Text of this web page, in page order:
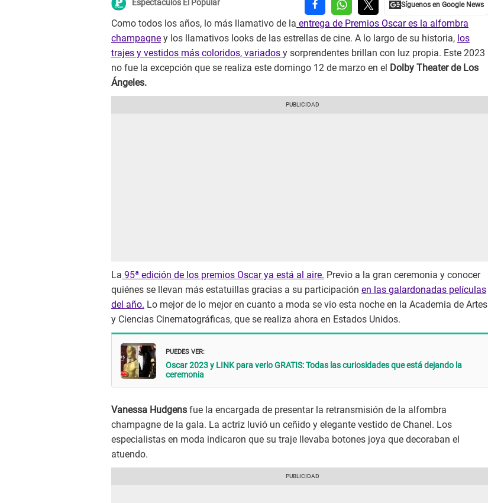
Espectáculos El Popular
Como todos los años, lo más llamativo de la entrega de Premios Oscar es la alfombra
champagne y los llamativos looks de las estrellas de cine. A lo largo de su historia, los
trajes y vestidos más coloridos, variados y sorprendentes brillan con luz propia. Este 2023
no fue la excepción que se realiza este domingo 12 de marzo en el Dolby Theater de Los
Ángeles.
La 95ª edición de los premios Oscar ya está al aire. Previo a la gran ceremonia y conocer
quiénes se llevan más estatuillas gracias a su participación en las galardonadas películas
del año. Lo mejor de lo mejor en cuanto a moda se vio esta noche en la Academia de Artes
y Ciencias Cinematográficas, que se realiza ahora en Estados Unidos.
PUEDES VER:
Oscar 2023 y LINK para verlo GRATIS: Todas las curiosidades que está dejando la
ceremonia
Vanessa Hudgens fue la encargada de presentar la retransmisión de la alfombra
champagne de la gala. La actriz luvió un ceñido y elegante vestido de Chanel. Los
especialistas en moda indicaron que su traje llevaba botones joya que decoraban el
atuendo.